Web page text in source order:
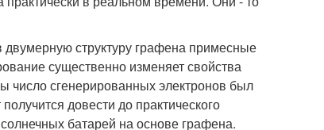
структуру графена примесные
существенно изменяет свойства
число сгенерированных электронов был
довести до практического
батарей на основе графена.